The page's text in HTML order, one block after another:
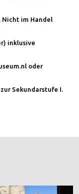
Nicht im Handel
inklusive
oder
Sekundarstufe I.